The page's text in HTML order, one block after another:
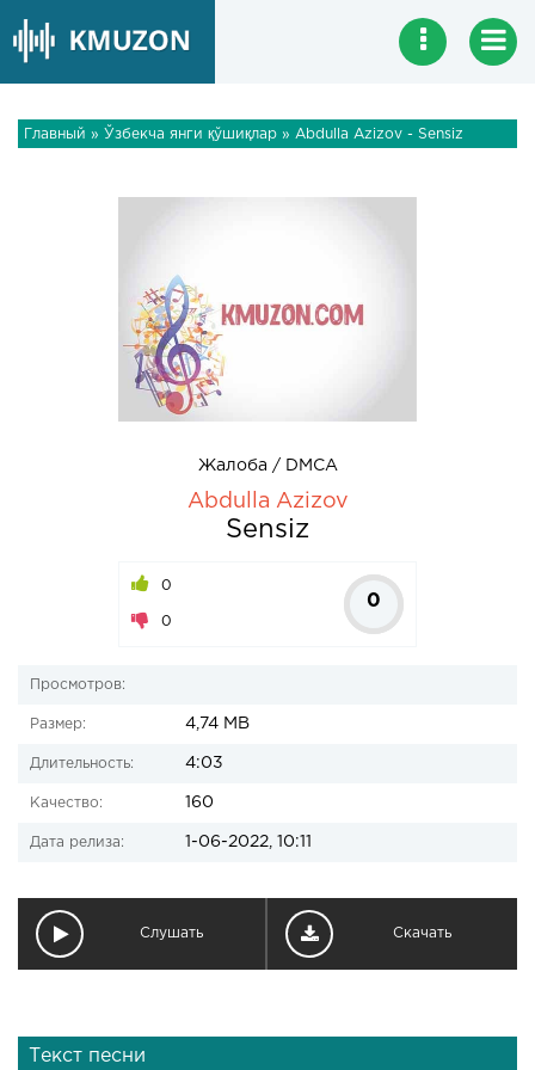
Главный » Ўзбекча янги қўшиқлар » Abdulla Azizov - Sensiz
Жалоба / DMCA
Abdulla Azizov
Sensiz
0
0
0
Просмотров:
Размер: 4,74 MB
Длительность: 4:03
Качество: 160
Дата релиза: 1-06-2022, 10:11
Слушать Скачать
Текст песни